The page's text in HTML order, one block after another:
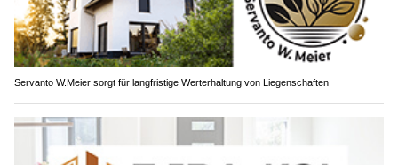
Servanto W.Meier sorgt für langfristige Werterhaltung von Liegenschaften